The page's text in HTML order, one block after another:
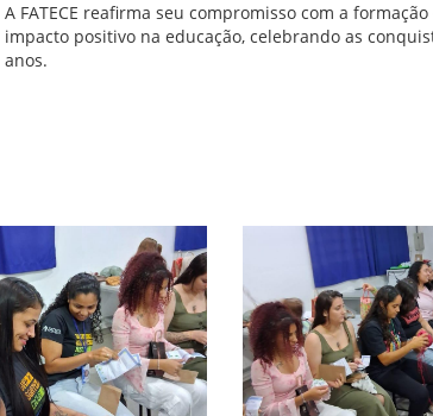
A FATECE reafirma seu compromisso com a
impacto positivo na educação, celebrando as
anos.